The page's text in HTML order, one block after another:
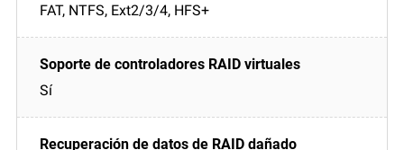
FAT, NTFS, Ext2/3/4, HFS+
Sí